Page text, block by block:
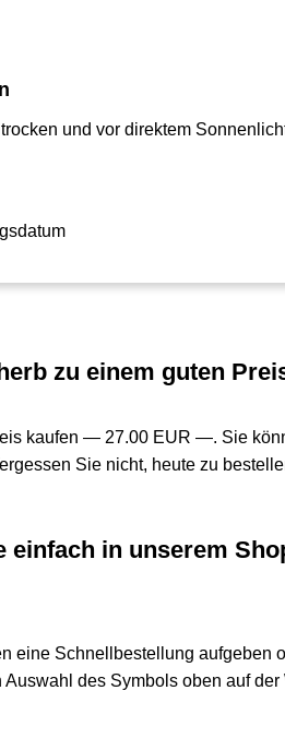
und vor direktem
zu einem guten
kaufen — 27.00 EUR —. Sie
Sie nicht, heute zu
einfach in unserem
eine Schnellbestellung aufgeben
des Symbols oben auf